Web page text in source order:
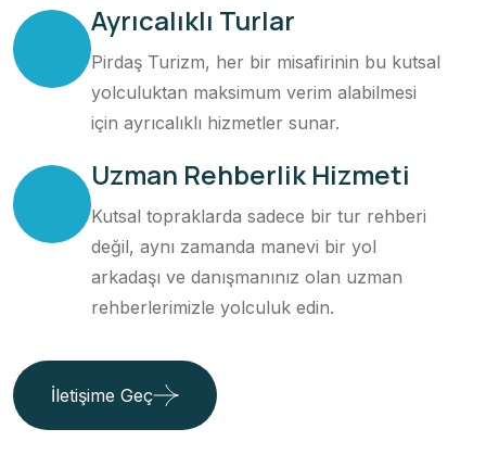
Ayrıcalıklı Turlar
Pirdaş Turizm, her bir misafirinin bu kutsal
yolculuktan maksimum verim alabilmesi
için ayrıcalıklı hizmetler sunar.
Uzman Rehberlik Hizmeti
Kutsal topraklarda sadece bir tur rehberi
değil, aynı zamanda manevi bir yol
arkadaşı ve danışmanınız olan uzman
rehberlerimizle yolculuk edin.
İletişime Geç